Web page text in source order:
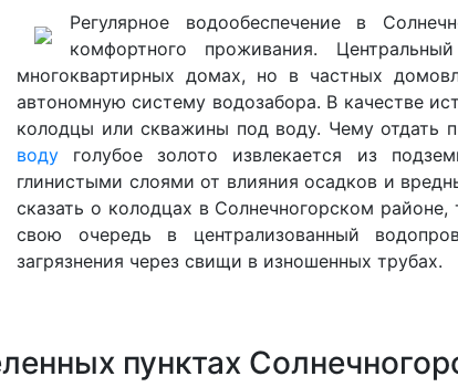
Регулярное водообеспечение в
комфортного проживания.
многоквартирных домах, но в частных
автономную систему водозабора. В качестве
колодцы или скважины под воду. Чему отдать
воду голубое золото извлекается из
глинистыми слоями от влияния осадков и
сказать о колодцах в Солнечногорском
свою очередь в централизованный
загрязнения через свищи в изношенных трубах.
пунктах